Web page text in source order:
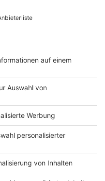
auf Schatzsuche in
zeigen wir euch die
gemerkt